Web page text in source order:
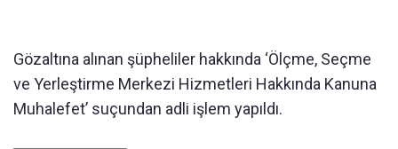
Gözaltına alınan şüpheliler hakkında ‘Ölçme, Seçme
ve Yerleştirme Merkezi Hizmetleri Hakkında Kanuna
Muhalefet’ suçundan adli işlem yapıldı.